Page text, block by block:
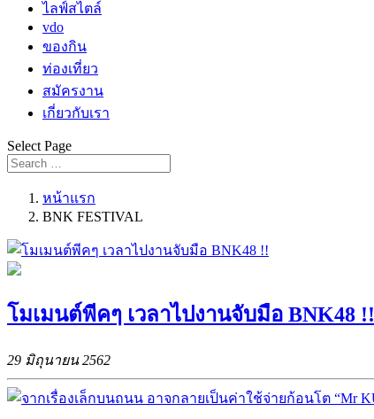
ไลฟ์สไตล์
vdo
ของกิน
ท่องเที่ยว
สมัครงาน
เกี่ยวกับเรา
Select Page
หน้าแรก
BNK FESTIVAL
โมเมนต์พีคๆ เวลาไปงานจับมือ BNK48 !!
29 มิถุนายน 2562